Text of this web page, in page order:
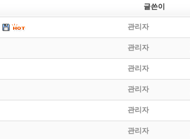
글쓴이
관리자
관리자
관리자
관리자
관리자
관리자